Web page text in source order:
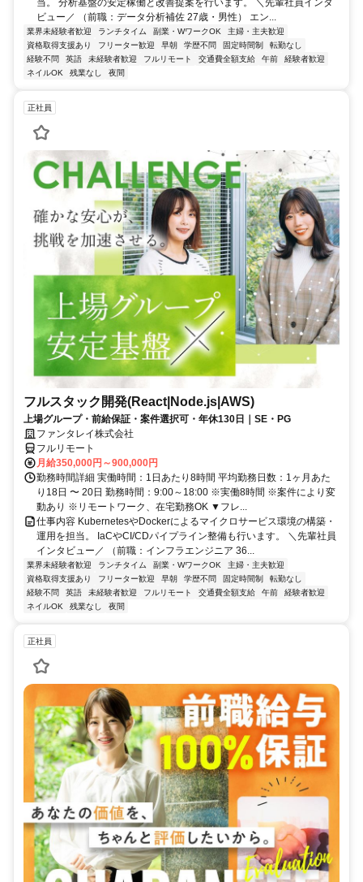
当。 分析基盤の安定稼働と改善提案を行います。 ＼先輩社員インタ
ビュー／ （前職：データ分析補佐 27歳・男性） エン...
業界未経験者歓迎 ランチタイム 副業・WワークOK
主婦・主夫歓迎
資格取得支援あり
フリーター歓迎 早朝 学歴不問 固定時間制
転勤なし
経験不問
英語 未経験者歓迎 フルリモート 交通費全額支給 午前
経験者歓迎
ネイルOK
残業なし 夜間
正社員
フルスタック開発(React|Node.js|AWS)
上場グループ・前給保証・案件選択可・年休130日｜SE・PG
ファンタレイ株式会社
フルリモート
月給350,000円～900,000円
勤務時間詳細 実働時間：1日あたり8時間 平均勤務日数：1ヶ月あた
り18日 〜 20日 勤務時間：9:00～18:00 ※実働8時間 ※案件により変
動あり ※リモートワーク、在宅勤務OK ▼フレ...
仕事内容 KubernetesやDockerによるマイクロサービス環境の構築・
運用を担当。 IaCやCI/CDパイプライン整備も行います。 ＼先輩社員
インタビュー／ （前職：インフラエンジニア 36...
業界未経験者歓迎 ランチタイム 副業・WワークOK
主婦・主夫歓迎
資格取得支援あり
フリーター歓迎 早朝 学歴不問 固定時間制
転勤なし
経験不問
英語 未経験者歓迎 フルリモート 交通費全額支給 午前
経験者歓迎
ネイルOK
残業なし 夜間
正社員